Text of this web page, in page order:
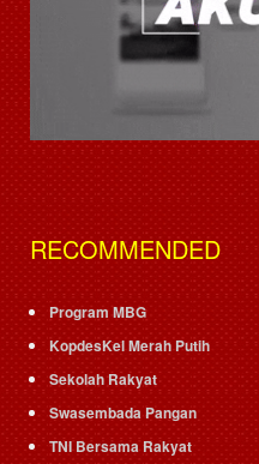
RECOMMENDED
Program MBG
KopdesKel Merah Putih
Sekolah Rakyat
Swasembada Pangan
TNI Bersama Rakyat